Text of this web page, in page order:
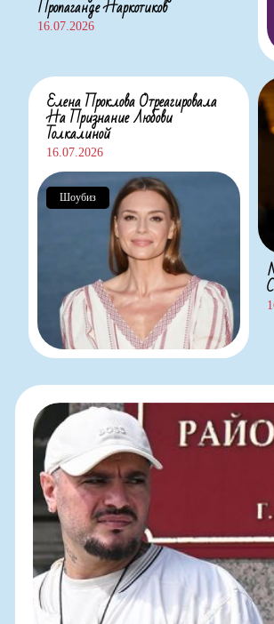
Пропаганде Наркотиков
16.07.2026
Елена Проклова Отреагировала
На Признание Любови
Толкалиной
16.07.2026
Шоубиз